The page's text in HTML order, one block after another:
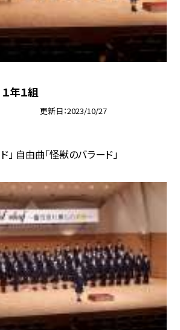
年１組
更新日 2023/10/27
」 自由曲「怪獣のバラード」